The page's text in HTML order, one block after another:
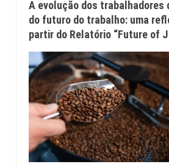
A evolução dos trabalhadores
do futuro do trabalho: uma
partir do Relatório “Future of